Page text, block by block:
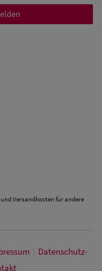
Versandkosten für andere
Daten­schutz­